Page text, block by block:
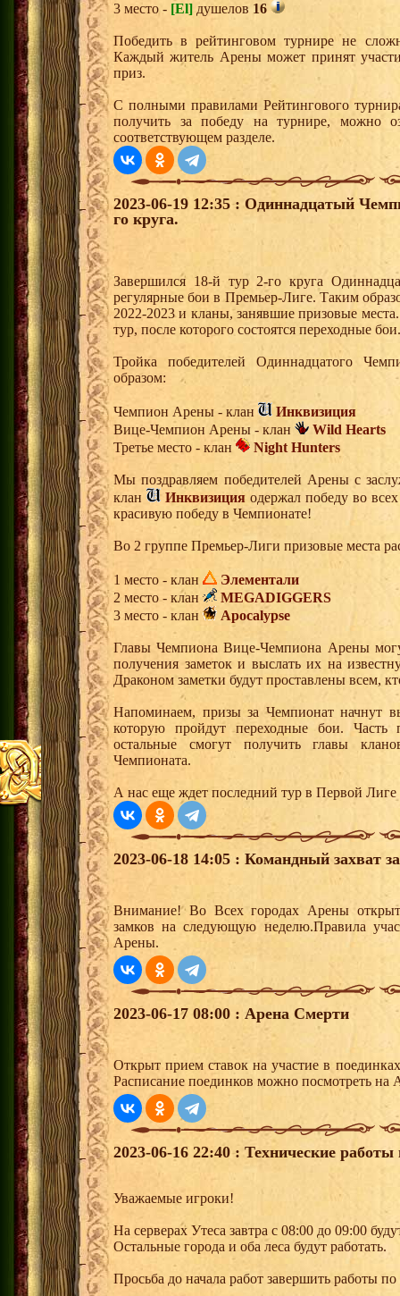
3 место - [El] душелов 16
Победить в рейтинговом турнире не
Каждый житель Арены может принят
приз.
С полными правилами Рейтингового
получить за победу на турнире, можно
соответствующем разделе.
2023-06-19 12:35 : Одиннадцатый
го круга.
Завершился 18-й тур 2-го круга
регулярные бои в Премьер-Лиге. Таким
2022-2023 и кланы, занявшие призовые
тур, после которого состоятся переходные бои.
Тройка победителей Одиннадцатого
образом:
Чемпион Арены - клан
Инквизиция
Вице-Чемпион Арены - клан
Wild Hearts
Третье место - клан
Night Hunters
Мы поздравляем победителей Арены с
клан
Инквизиция одержал победу во
красивую победу в Чемпионате!
Во 2 группе Премьер-Лиги призовые места
1 место - клан
Элементали
2 место - клан
MEGADIGGERS
3 место - клан
Apocalypse
Главы Чемпиона Вице-Чемпиона Арены
получения заметок и выслать их на
Драконом заметки будут проставлены всем,
Напоминаем, призы за Чемпионат начнут
которую пройдут переходные бои. Часть
остальные смогут получить главы
Чемпионата.
А нас еще ждет последний тур в Первой Лиге
2023-06-18 14:05 : Командный захват
Внимание! Во Всех городах Арены
замков на следующую неделю.Правила
Арены.
2023-06-17 08:00 : Арена Смерти
Открыт прием ставок на участие в
Расписание поединков можно посмотреть на
2023-06-16 22:40 : Технические
Уважаемые игроки!
На серверах Утеса завтра с 08:00 до 09:00
Остальные города и оба леса будут работать.
Просьба до начала работ завершить работы